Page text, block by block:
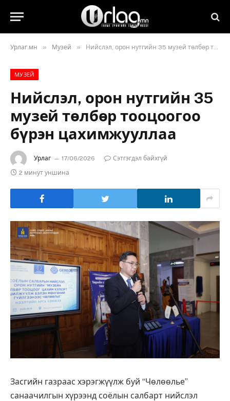
Урлаг.мн » Музей » Нийслэл, орон нутгийн 35 музей төлбөр тооцоогоо бүрэн цахимжууллаа
МУЗЕЙ
Нийслэл, орон нутгийн 35
музей төлбөр тооцоогоо
бүрэн цахимжууллаа
Урлаг 17/06/2026
Сэтгэгдэл байхгүй
2 минут уншина
Засгийн газраас хэрэгжүүлж буй “Чөлөөлье”
санаачилгын хүрээнд соёлын салбарт нийслэл